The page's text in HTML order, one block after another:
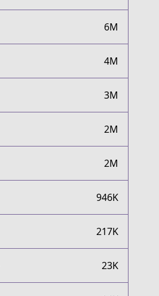
6M
4M
3M
2M
2M
946K
217K
23K